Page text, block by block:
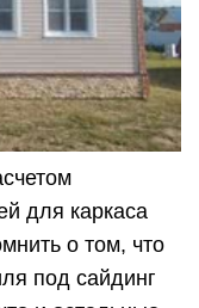
для каркаса
о том, что
под сайдинг